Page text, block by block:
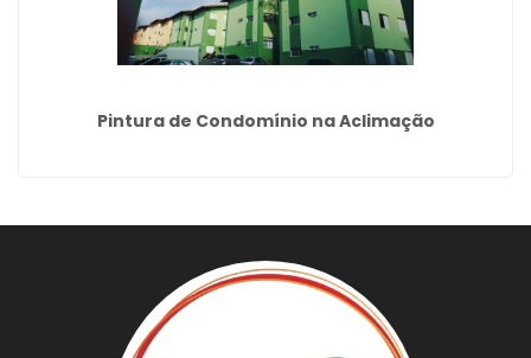
Pintura de Condomínio na Aclimação